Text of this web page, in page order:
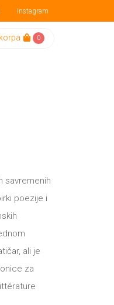
Instagram
korpa 0
savremenih
poezije i
ali je
za